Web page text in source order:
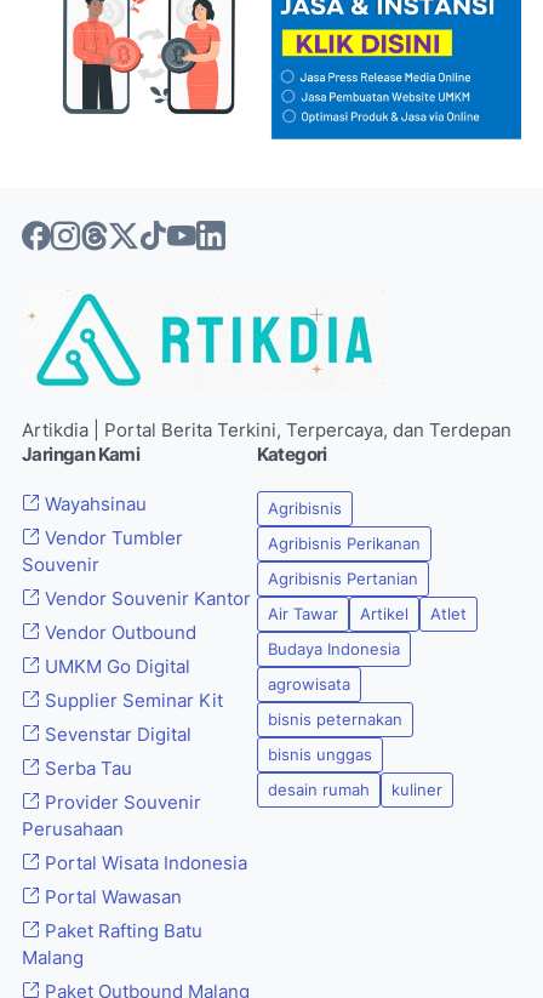
Artikdia | Portal Berita Terkini, Terpercaya, dan Terdepan
Jaringan Kami
Wayahsinau
Vendor Tumbler
Souvenir
Vendor Souvenir Kantor
Vendor Outbound
UMKM Go Digital
Supplier Seminar Kit
Sevenstar Digital
Serba Tau
Provider Souvenir
Perusahaan
Portal Wisata Indonesia
Portal Wawasan
Paket Rafting Batu
Malang
Paket Outbound Malang
Kategori
Agribisnis
Agribisnis Perikanan
Agribisnis Pertanian
Air Tawar
Artikel
Atlet
Budaya Indonesia
agrowisata
bisnis peternakan
bisnis unggas
desain rumah
kuliner